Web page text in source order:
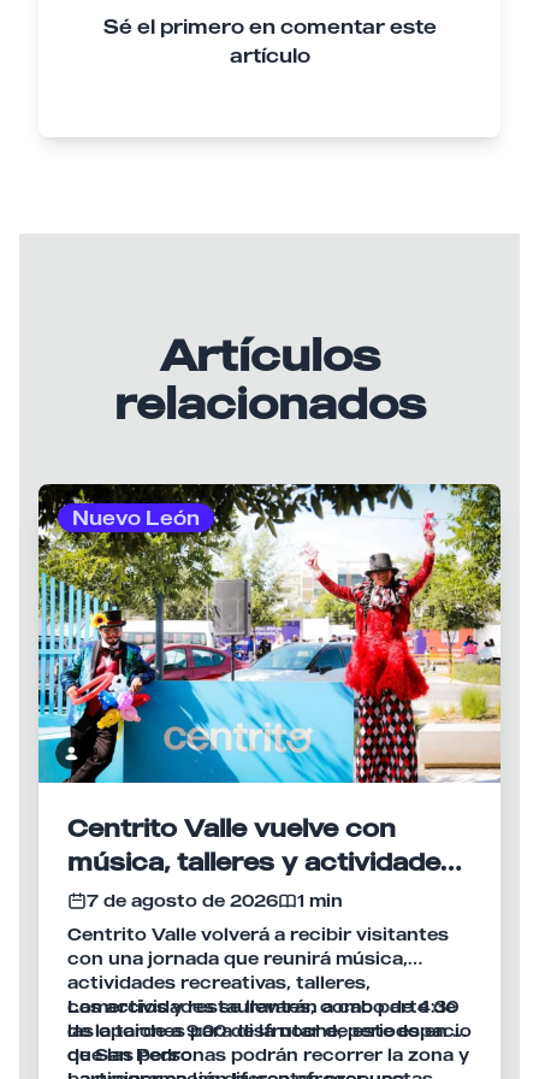
Sé el primero en comentar este
artículo
Artículos
relacionados
Nuevo León
Centrito Valle vuelve con
música, talleres y actividades
para disfrutar en familia
7 de agosto de 2026
1 min
Centrito Valle volverá a recibir visitantes
con una jornada que reunirá música,
actividades recreativas, talleres,
comercios y restaurantes, como parte de
las opciones para disfrutar de este espacio
de San Pedro.
Las actividades se llevarán a cabo de 4:30
de la tarde a 9:00 de la noche, periodo en el
que las personas podrán recorrer la zona y